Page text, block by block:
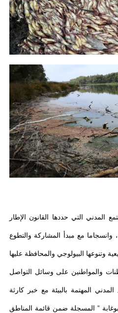
المدني التي حددها القانون الإطار
وانسجاما مع مبدأ المشاركة والتطوع
وتنوعها البيولوجي والمحافظة عليها
والمواطنين على وسائل التواصل
المهتمة بالبيئة مع خبر كارثة
” المسجلة ضمن قائمة المناطق